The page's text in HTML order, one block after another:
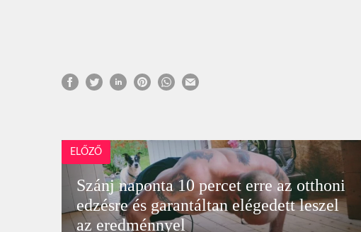
ELŐZŐ
Szánj naponta 10 percet erre az otthoni
edzésre és garantáltan elégedett leszel
az eredménnyel